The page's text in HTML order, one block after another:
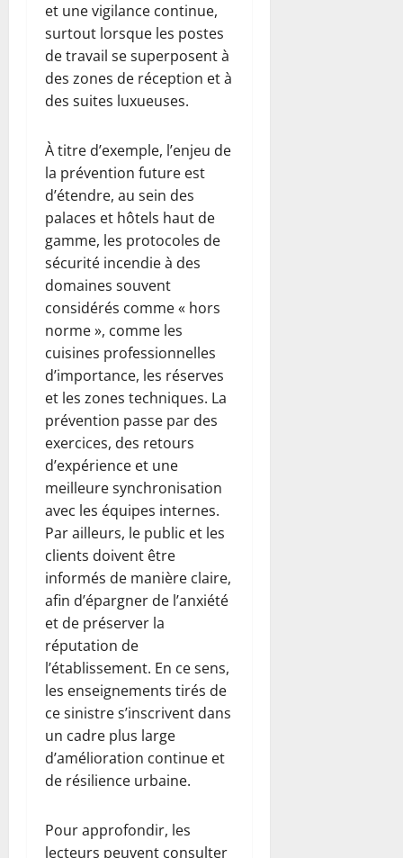
et une vigilance continue,
surtout lorsque les postes
de travail se superposent à
des zones de réception et à
des suites luxueuses.
À titre d’exemple, l’enjeu de
la prévention future est
d’étendre, au sein des
palaces et hôtels haut de
gamme, les protocoles de
sécurité incendie à des
domaines souvent
considérés comme « hors
norme », comme les
cuisines professionnelles
d’importance, les réserves
et les zones techniques. La
prévention passe par des
exercices, des retours
d’expérience et une
meilleure synchronisation
avec les équipes internes.
Par ailleurs, le public et les
clients doivent être
informés de manière claire,
afin d’épargner de l’anxiété
et de préserver la
réputation de
l’établissement. En ce sens,
les enseignements tirés de
ce sinistre s’inscrivent dans
un cadre plus large
d’amélioration continue et
de résilience urbaine.
Pour approfondir, les
lecteurs peuvent consulter